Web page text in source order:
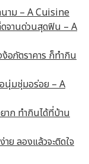
นาม – A Cuisine
จานด่วนสุดฟิน – A
อภัตราคาร ก็ทำกิน
นุ่มชุ่มอร่อย – A
าก ทำกินได้ที่บ้าน
ย ลองแล้วจะติดใจ